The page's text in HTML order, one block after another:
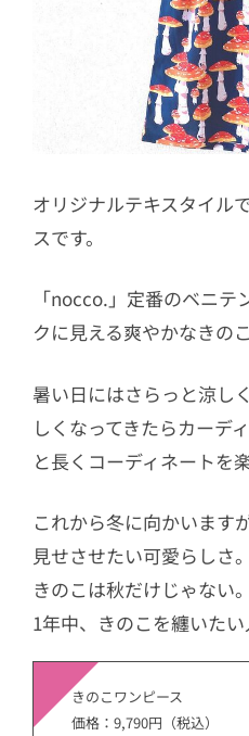
オリジナルテキスタイル
スです。
「nocco.」定番のベニ
クに見える爽やかなきの
暑い日にはさらっと涼し
しくなってきたらカーデ
と長くコーディネートを
これから冬に向かいます
見せさせたい可愛らしさ。
きのこは秋だけじゃない。
1年中、きのこを纏いたい
きのこワンピース
価格：9,790円（税込）